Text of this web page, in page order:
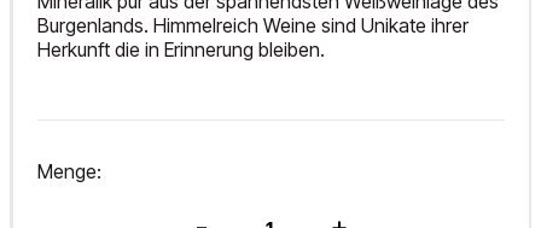
Burgenlands. Himmelreich Weine sind Unikate ihrer
Herkunft die in Erinnerung bleiben.
Menge: